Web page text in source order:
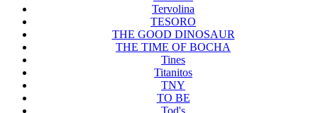
Tervolina
TESORO
THE GOOD DINOSAUR
THE TIME OF BOCHA
Tines
Titanitos
TNY
TO BE
Tod's